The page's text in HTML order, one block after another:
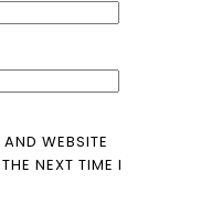
WEBSITE
NEXT TIME I